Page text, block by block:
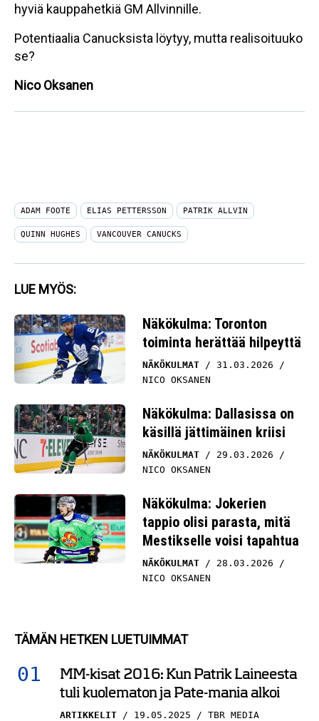
hyviä kauppahetkiä GM Allvinnille.
Potentiaalia Canucksista löytyy, mutta realisoituuko
se?
Nico Oksanen
ADAM FOOTE ELIAS PETTERSSON PATRIK ALLVIN
QUINN HUGHES VANCOUVER CANUCKS
LUE MYÖS:
Näkökulma: Toronton
toiminta herättää hilpeyttä
NÄKÖKULMAT
31.03.2026
NICO OKSANEN
Näkökulma: Dallasissa on
käsillä jättimäinen kriisi
NÄKÖKULMAT
29.03.2026
NICO OKSANEN
Näkökulma: Jokerien
tappio olisi parasta, mitä
Mestikselle voisi tapahtua
NÄKÖKULMAT
28.03.2026
NICO OKSANEN
TÄMÄN HETKEN LUETUIMMAT
MM-kisat 2016: Kun Patrik Laineesta
tuli kuolematon ja Pate-mania alkoi
ARTIKKELIT 19.05.2025 TBR MEDIA